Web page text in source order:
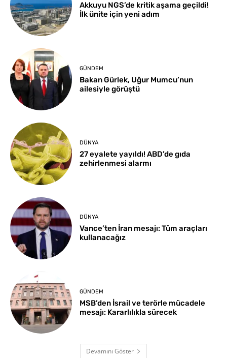
Akkuyu NGS’de kritik aşama geçildi!
İlk ünite için yeni adım
GÜNDEM
Bakan Gürlek, Uğur Mumcu’nun
ailesiyle görüştü
DÜNYA
27 eyalete yayıldı! ABD’de gıda
zehirlenmesi alarmı
DÜNYA
Vance’ten İran mesajı: Tüm araçları
kullanacağız
GÜNDEM
MSB’den İsrail ve terörle mücadele
mesajı: Kararlılıkla sürecek
Devamını Göster